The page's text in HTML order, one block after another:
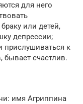
для него
или детей,
депрессии;
прислушиваться к
бывает счастлив.
имя Агриппина